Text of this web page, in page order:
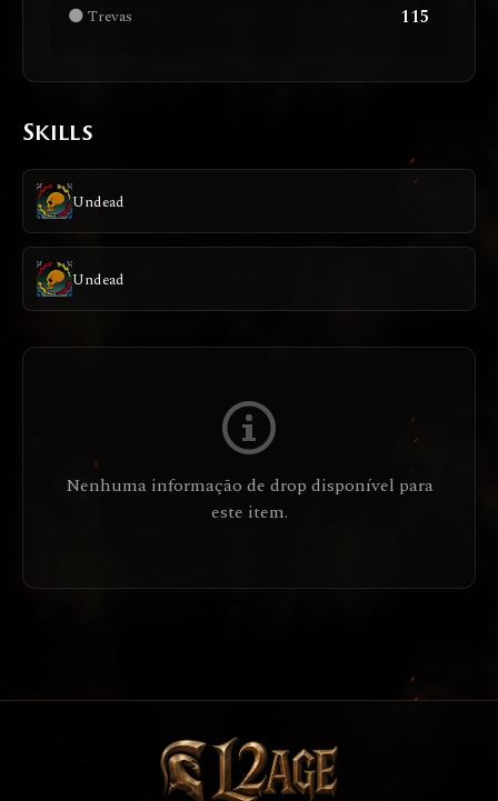
🌑 Trevas 115
Skills
Undead
Undead
Nenhuma informação de drop disponível para
este item.